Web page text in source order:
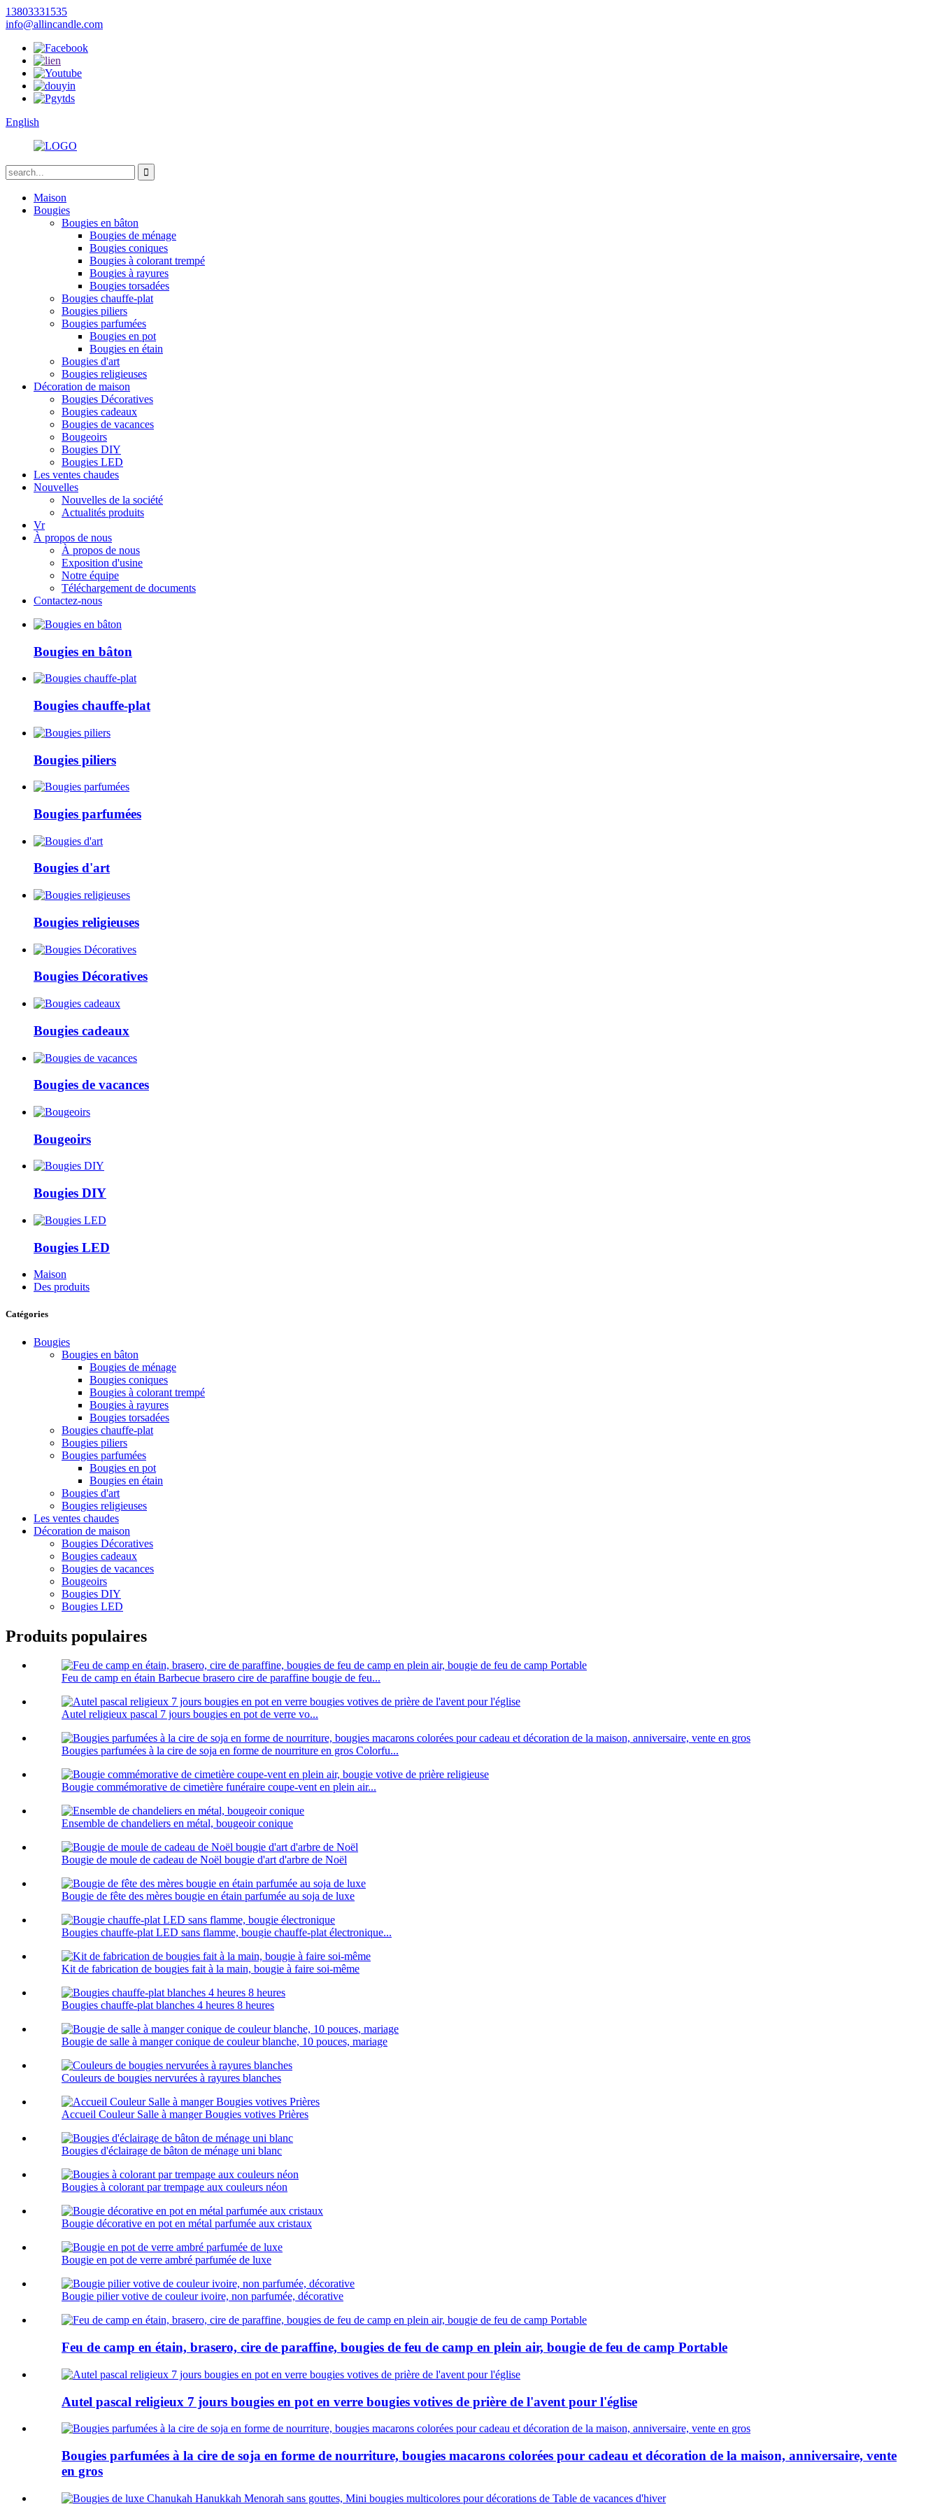
13803331535
info@allincandle.com
English
Maison
Bougies
Bougies en bâton
Bougies de ménage
Bougies coniques
Bougies à colorant trempé
Bougies à rayures
Bougies torsadées
Bougies chauffe-plat
Bougies piliers
Bougies parfumées
Bougies en pot
Bougies en étain
Bougies d'art
Bougies religieuses
Décoration de maison
Bougies Décoratives
Bougies cadeaux
Bougies de vacances
Bougeoirs
Bougies DIY
Bougies LED
Les ventes chaudes
Nouvelles
Nouvelles de la société
Actualités produits
Vr
À propos de nous
À propos de nous
Exposition d'usine
Notre équipe
Téléchargement de documents
Contactez-nous
Bougies en bâton
Bougies chauffe-plat
Bougies piliers
Bougies parfumées
Bougies d'art
Bougies religieuses
Bougies Décoratives
Bougies cadeaux
Bougies de vacances
Bougeoirs
Bougies DIY
Bougies LED
Maison
Des produits
Catégories
Bougies
Bougies en bâton
Bougies de ménage
Bougies coniques
Bougies à colorant trempé
Bougies à rayures
Bougies torsadées
Bougies chauffe-plat
Bougies piliers
Bougies parfumées
Bougies en pot
Bougies en étain
Bougies d'art
Bougies religieuses
Les ventes chaudes
Décoration de maison
Bougies Décoratives
Bougies cadeaux
Bougies de vacances
Bougeoirs
Bougies DIY
Bougies LED
Produits populaires
Feu de camp en étain Barbecue brasero cire de paraffine bougie de feu...
Autel religieux pascal 7 jours bougies en pot de verre vo...
Bougies parfumées à la cire de soja en forme de nourriture en gros Colorfu...
Bougie commémorative de cimetière funéraire coupe-vent en plein air...
Ensemble de chandeliers en métal, bougeoir conique
Bougie de moule de cadeau de Noël bougie d'art d'arbre de Noël
Bougie de fête des mères bougie en étain parfumée au soja de luxe
Bougies chauffe-plat LED sans flamme, bougie chauffe-plat électronique...
Kit de fabrication de bougies fait à la main, bougie à faire soi-même
Bougies chauffe-plat blanches 4 heures 8 heures
Bougie de salle à manger conique de couleur blanche, 10 pouces, mariage
Couleurs de bougies nervurées à rayures blanches
Accueil Couleur Salle à manger Bougies votives Prières
Bougies d'éclairage de bâton de ménage uni blanc
Bougies à colorant par trempage aux couleurs néon
Bougie décorative en pot en métal parfumée aux cristaux
Bougie en pot de verre ambré parfumée de luxe
Bougie pilier votive de couleur ivoire, non parfumée, décorative
Feu de camp en étain, brasero, cire de paraffine, bougies de feu de camp en plein air, bougie de feu de camp Portable
Autel pascal religieux 7 jours bougies en pot en verre bougies votives de prière de l'avent pour l'église
Bougies parfumées à la cire de soja en forme de nourriture, bougies macarons colorées pour cadeau et décoration de la maison, anniversaire, vente
en gros